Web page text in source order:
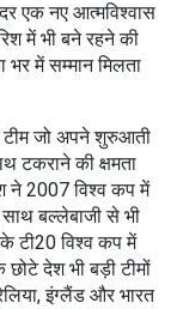
एक नए आत्मविश्वास
में भी बने रहने की
भर में सम्मान मिलता
टीम जो अपने शुरुआती
टकराने की क्षमता
ने 2007 विश्व कप में
बल्लेबाजी से भी
टी20 विश्व कप में
देश भी बड़ी टीमों
इंग्लैंड और भारत